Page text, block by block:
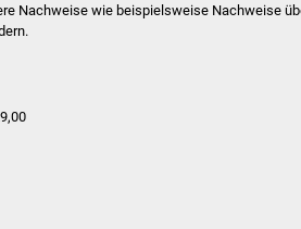
Nachweise wie beispielsweise Nachweise